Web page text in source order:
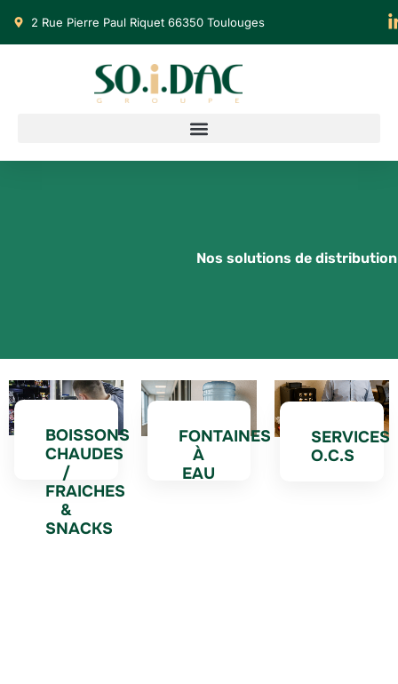
2 Rue Pierre Paul Riquet 66350 Toulouges
Nos solutions de
BOISSONS
CHAUDES
/
FRAICHES
&
SNACKS
FONTAINES
À
EAU
SERVICES
O.C.S